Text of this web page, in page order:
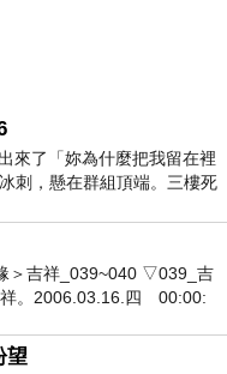
來了「妳為什麼把我留在裡
刺，懸在群組頂端。三樓死
個人確實站在
＞吉祥_039~040 ▽039_吉
。2006.03.16.四 00:00:
望